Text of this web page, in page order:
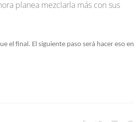
planea mezclarla más con sus
el final. El siguiente paso será hacer eso en